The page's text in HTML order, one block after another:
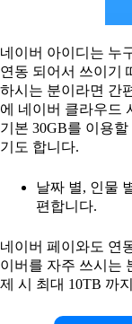
네이버 아이디는 누
연동 되어서 쓰이기
하시는 분이라면 간
에 네이버 클라우드
기본 30GB를 이용
기도 합니다.
날짜 별, 인물
편합니다.
네이버 페이와도 연
이버를 자주 쓰시는
제 시 최대 10TB 까